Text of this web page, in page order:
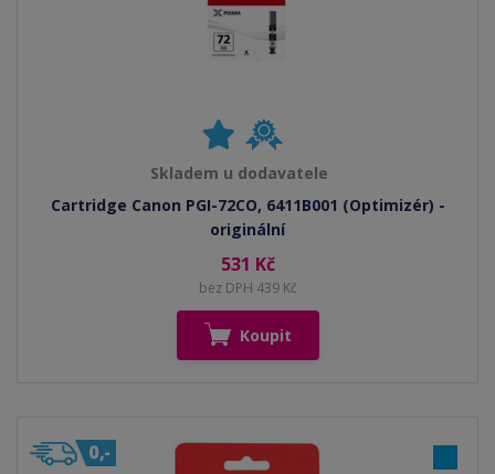
Skladem u dodavatele
Cartridge Canon PGI-72CO, 6411B001 (Optimizér) -
originální
531 Kč
bez DPH 439 Kč
Koupit